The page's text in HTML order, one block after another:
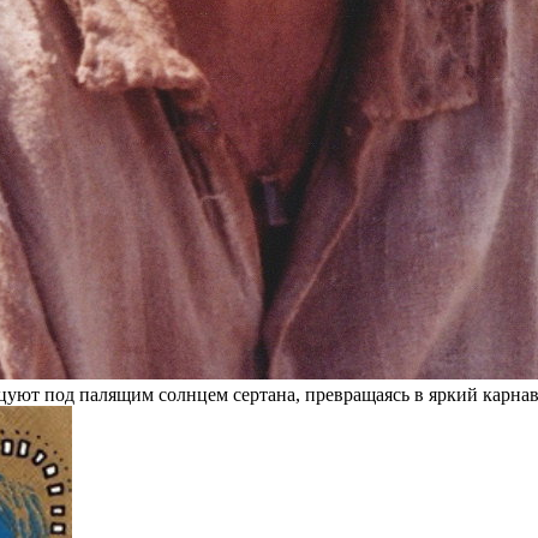
под палящим солнцем сертана, превращаясь в яркий